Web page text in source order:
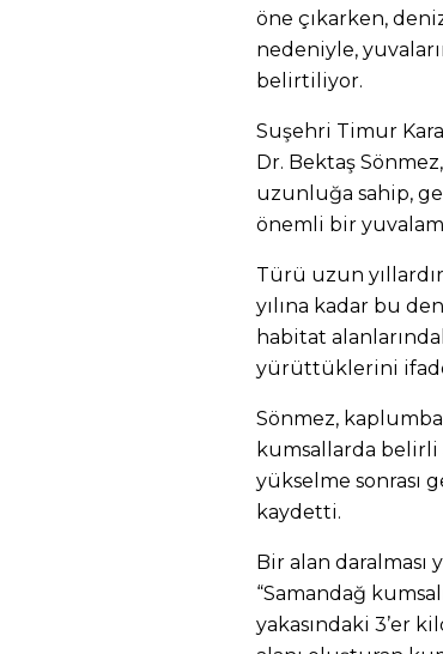
öne çıkarken,
nedeniyle,
belirtiliyor.
Suşehri Timur
Dr. Bektaş
uzunluğa sahip,
önemli bir
Türü uzun
yılına kadar bu
habitat
yürüttüklerini
Sönmez,
kumsallarda belirli
yükselme sonrası
kaydetti.
Bir alan daralması
“Samandağ
yakasındaki 3’er